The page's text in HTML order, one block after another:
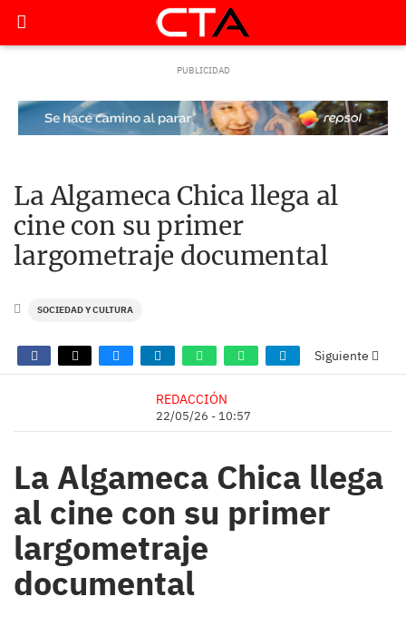
La Algameca Chica llega al
cine con su primer
largometraje documental
SOCIEDAD Y CULTURA
Siguiente
REDACCIÓN
22/05/26 - 10:57
La Algameca Chica llega
al cine con su primer
largometraje
documental